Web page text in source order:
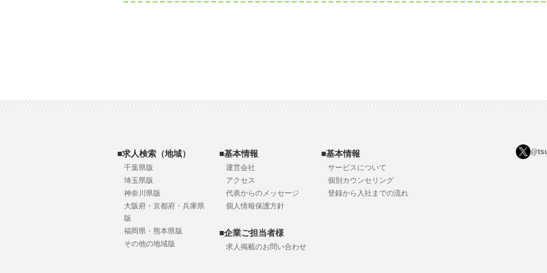
■求人検索（地域）
千葉県版
埼玉県版
神奈川県版
大阪府・京都府・兵庫県
版
福岡県・熊本県版
その他の地域版
■基本情報
運営会社
アクセス
代表からのメッセージ
個人情報保護方針
■企業ご担当者様
求人掲載のお問い合わせ
■基本情報
サービスについて
個別カウンセリング
登録から入社までの流れ